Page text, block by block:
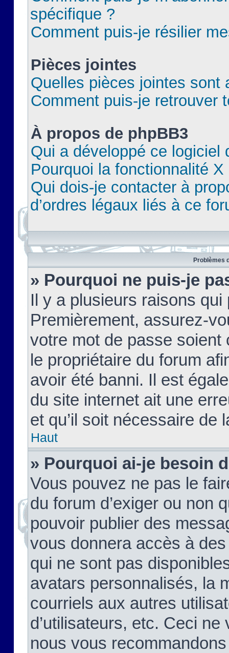
spécifique ?
Comment puis-je résilier
Pièces jointes
Quelles pièces jointes sont
Comment puis-je retrouver
À propos de phpBB3
Qui a développé ce logiciel
Pourquoi la fonctionnalité X
Qui dois-je contacter à
d’ordres légaux liés à ce
Problèmes
» Pourquoi ne puis-je
Il y a plusieurs raisons
Premièrement, assurez-
votre mot de passe soient
le propriétaire du forum
avoir été banni. Il est
du site internet ait une
et qu’il soit nécessaire de
Haut
» Pourquoi ai-je besoin
Vous pouvez ne pas le
du forum d’exiger ou non
pouvoir publier des
vous donnera accès à
qui ne sont pas
avatars personnalisés, la
courriels aux autres
d’utilisateurs, etc. Ceci
nous vous